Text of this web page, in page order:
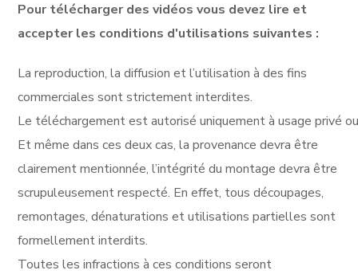
Pour télécharger des vidéos vous devez lire et
accepter les conditions d'utilisations suivantes :
La reproduction, la diffusion et l’utilisation à des fins
commerciales sont strictement interdites.
Le téléchargement est autorisé uniquement à usage privé
Et même dans ces deux cas, la provenance devra être
clairement mentionnée, l’intégrité du montage devra être
scrupuleusement respecté. En effet, tous découpages,
remontages, dénaturations et utilisations partielles sont
formellement interdits.
Toutes les infractions à ces conditions seront